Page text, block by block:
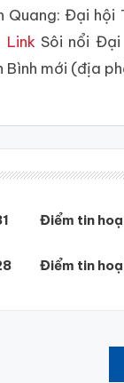
Quang: Đại
Link Sôi nổi Đại
Bình mới (địa
Điểm tin
Điểm tin